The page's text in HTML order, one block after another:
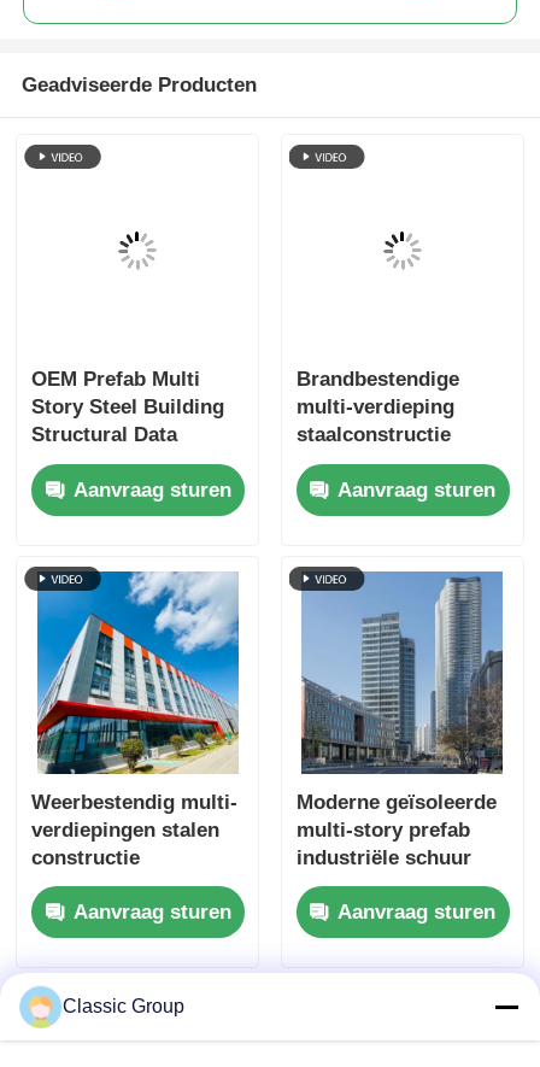
Geadviseerde Producten
OEM Prefab Multi
Story Steel Building
Structural Data
Center
Brandbeveiliging
Aanvraag sturen
Brandbestendige
multi-verdieping
staalconstructie
gebouw
winkelcentrum prefab
productie ODM
Aanvraag sturen
Weerbestendig multi-
verdiepingen stalen
constructie
industrieel gebouw
op maatAanvraag sturen
Moderne geïsoleerde
multi-story prefab
industriële schuur
staalstructuur
commercieel gebouw
Aanvraag sturen
Classic Group